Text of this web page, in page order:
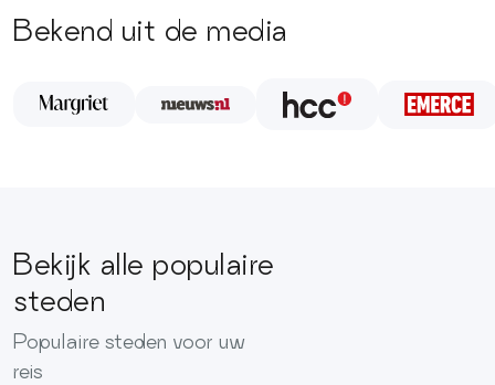
Bekend uit de media
Bekijk alle populaire
steden
Populaire steden voor uw
reis